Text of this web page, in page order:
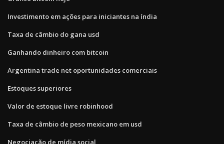
Investimento em ações para iniciantes na índia
Taxa de câmbio do gana usd
Ganhando dinheiro com bitcoin
Argentina trade net oportunidades comerciais
Estoques superiores
Valor de estoque livre robinhood
Taxa de câmbio de peso mexicano em usd
Negociação de mídia social